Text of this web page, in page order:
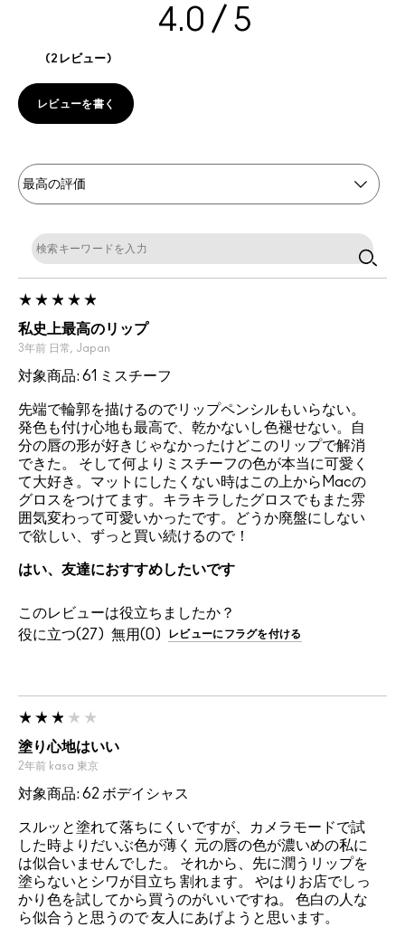
4.0
2レビュー
レビューを書く
私史上最高のリップ
3年前 日常, Japan
対象商品: 61 ミスチーフ
先端で輪郭を描けるのでリップペンシルもいらない。
発色も付け心地も最高で、乾かないし色褪せない。自
分の唇の形が好きじゃなかったけどこのリップで解消
できた。 そして何よりミスチーフの色が本当に可愛く
て大好き。マットにしたくない時はこの上からMacの
グロスをつけてます。キラキラしたグロスでもまた雰
囲気変わって可愛いかったです。どうか廃盤にしない
で欲しい、ずっと買い続けるので！
はい、友達におすすめしたいです
このレビューは役立ちましたか？
27
0 レビューにフラグを付ける
塗り心地はいい
2年前 kasa 東京
対象商品: 62 ボデイシャス
スルッと塗れて落ちにくいですが、カメラモードで試
した時よりだいぶ色が薄く 元の唇の色が濃いめの私に
は似合いませんでした。 それから、先に潤うリップを
塗らないとシワが目立ち 割れます。 やはりお店でしっ
かり色を試してから買うのがいいですね。 色白の人な
ら似合うと思うので 友人にあげようと思います。